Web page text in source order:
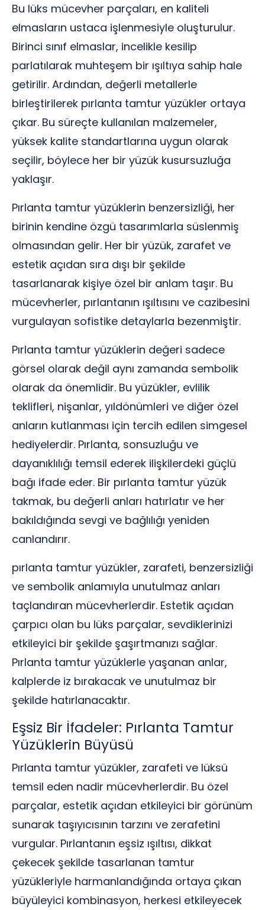
Bu lüks mücevher parçaları, en kaliteli
elmasların ustaca işlenmesiyle oluşturulur.
Birinci sınıf elmaslar, incelikle kesilip
parlatılarak muhteşem bir ışıltıya sahip hale
getirilir. Ardından, değerli metallerle
birleştirilerek pırlanta tamtur yüzükler ortaya
çıkar. Bu süreçte kullanılan malzemeler,
yüksek kalite standartlarına uygun olarak
seçilir, böylece her bir yüzük kusursuzluğa
yaklaşır.
Pırlanta tamtur yüzüklerin benzersizliği, her
birinin kendine özgü tasarımlarla süslenmiş
olmasından gelir. Her bir yüzük, zarafet ve
estetik açıdan sıra dışı bir şekilde
tasarlanarak kişiye özel bir anlam taşır. Bu
mücevherler, pırlantanın ışıltısını ve cazibesini
vurgulayan sofistike detaylarla bezenmiştir.
Pırlanta tamtur yüzüklerin değeri sadece
görsel olarak değil aynı zamanda sembolik
olarak da önemlidir. Bu yüzükler, evlilik
teklifleri, nişanlar, yıldönümleri ve diğer özel
anların kutlanması için tercih edilen simgesel
hediyelerdir. Pırlanta, sonsuzluğu ve
dayanıklılığı temsil ederek ilişkilerdeki güçlü
bağı ifade eder. Bir pırlanta tamtur yüzük
takmak, bu değerli anları hatırlatır ve her
bakıldığında sevgi ve bağlılığı yeniden
canlandırır.
pırlanta tamtur yüzükler, zarafeti, benzersizliği
ve sembolik anlamıyla unutulmaz anları
taçlandıran mücevherlerdir. Estetik açıdan
çarpıcı olan bu lüks parçalar, sevdiklerinizi
etkileyici bir şekilde şaşırtmanızı sağlar.
Pırlanta tamtur yüzüklerle yaşanan anlar,
kalplerde iz bırakacak ve unutulmaz bir
şekilde hatırlanacaktır.
Eşsiz Bir İfadeler: Pırlanta Tamtur
Yüzüklerin Büyüsü
Pırlanta tamtur yüzükler, zarafeti ve lüksü
temsil eden nadir mücevherlerdir. Bu özel
parçalar, estetik açıdan etkileyici bir görünüm
sunarak taşıyıcısının tarzını ve zerafetini
vurgular. Pırlantanın eşsiz ışıltısı, dikkat
çekecek şekilde tasarlanan tamtur
yüzükleriyle harmanlandığında ortaya çıkan
büyüleyici kombinasyon, herkesi etkileyecek